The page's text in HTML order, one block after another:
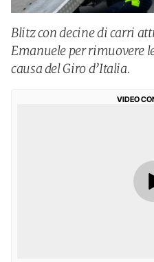
Blitz con decine di carri
Emanuele per rimuovere
causa del Giro d’Italia.
VIDEO